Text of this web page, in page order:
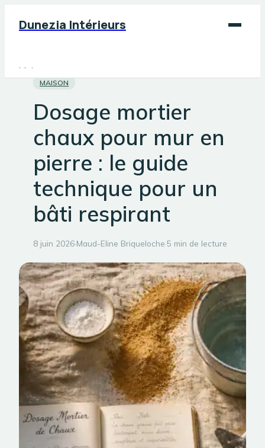
Dunezia Intérieurs
Maison
Jardinage
Bricolage
MAISON
Dosage mortier
chaux pour mur en
pierre : le guide
technique pour un
bâti respirant
8 juin 2026·Maud-Eline Briqueloche·5 min de lecture